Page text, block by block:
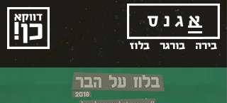
בלוז בורגר בירה